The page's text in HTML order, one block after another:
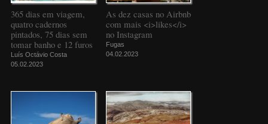
365 dias em viagem,
quatro cadernos
pintados, 75 dias sem
tomar banho e 12 furos
Luís Octávio Costa
05.02.2023
As dez casas no Airbnb
com mais <i>likes</i>
no Instagram
Fugas
04.02.2023